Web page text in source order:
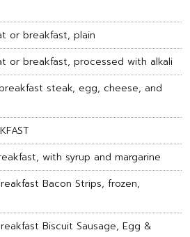
or breakfast, plain
or breakfast, processed with alkali
steak, egg, cheese, and
with syrup and margarine
Bacon Strips, frozen,
Biscuit Sausage, Egg &